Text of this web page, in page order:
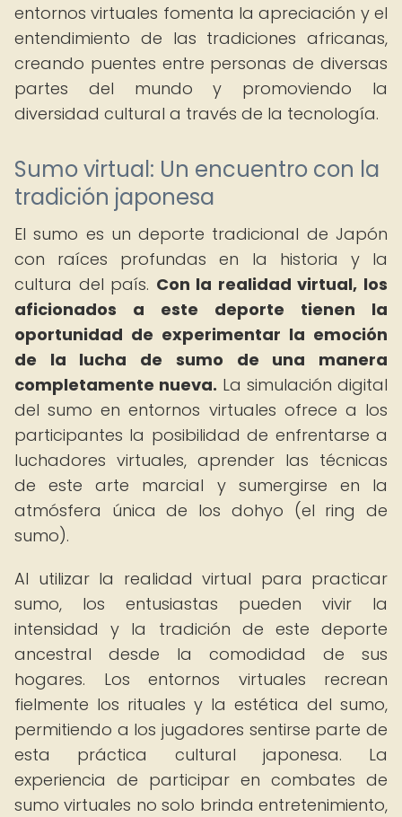
entornos virtuales fomenta la apreciación y el
entendimiento de las tradiciones africanas,
creando puentes entre personas de diversas
partes del mundo y promoviendo la
diversidad cultural a través de la tecnología.
Sumo virtual: Un encuentro con la
tradición japonesa
El sumo es un deporte tradicional de Japón
con raíces profundas en la historia y la
cultura del país. Con la realidad virtual, los
aficionados a este deporte tienen la
oportunidad de experimentar la emoción
de la lucha de sumo de una manera
completamente nueva. La simulación digital
del sumo en entornos virtuales ofrece a los
participantes la posibilidad de enfrentarse a
luchadores virtuales, aprender las técnicas
de este arte marcial y sumergirse en la
atmósfera única de los dohyo (el ring de
sumo).
Al utilizar la realidad virtual para practicar
sumo, los entusiastas pueden vivir la
intensidad y la tradición de este deporte
ancestral desde la comodidad de sus
hogares. Los entornos virtuales recrean
fielmente los rituales y la estética del sumo,
permitiendo a los jugadores sentirse parte de
esta práctica cultural japonesa. La
experiencia de participar en combates de
sumo virtuales no solo brinda entretenimiento,